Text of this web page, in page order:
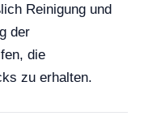
Reinigung und
der
die
zu erhalten.